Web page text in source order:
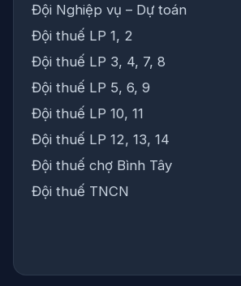
Đội Nghiệp vụ – Dự toán
Đội thuế LP 1, 2
Đội thuế LP 3, 4, 7, 8
Đội thuế LP 5, 6, 9
Đội thuế LP 10, 11
Đội thuế LP 12, 13, 14
Đội thuế chợ Bình Tây
Đội thuế TNCN